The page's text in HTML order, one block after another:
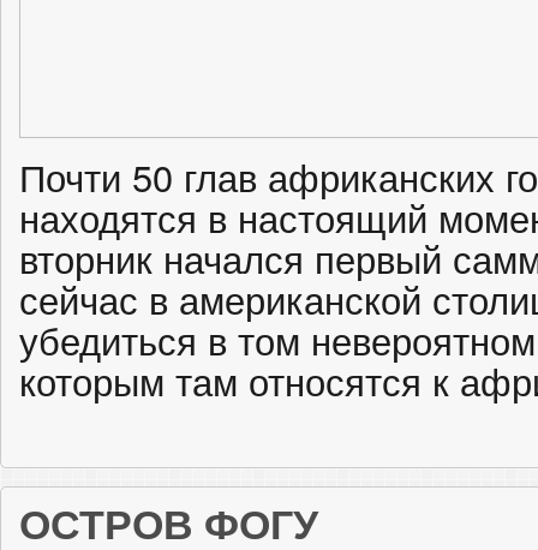
Почти 50 глав африканских
находятся в настоящий
вторник начался первый
сейчас в американской
убедиться в том
которым там относятся к
ОСТРОВ ФОГУ